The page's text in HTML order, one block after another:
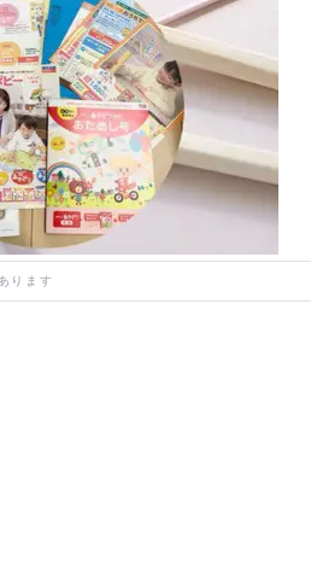
ります